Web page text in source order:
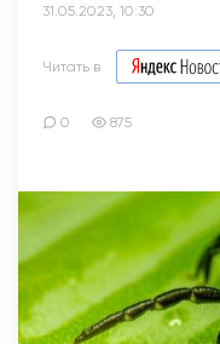
31.05.2023, 10:30
Читать в
0 875